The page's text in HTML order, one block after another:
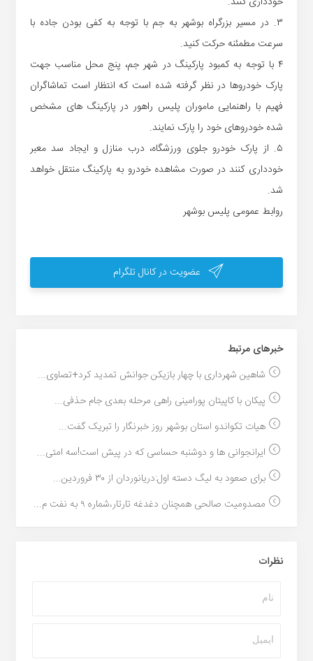
۳. در مسیر بزرگراه بوشهر به جم با توجه به کفی بودن جاده با
سرعت مطمئنه حرکت کنید.
۴ با توجه به کمبود پارکینگ در شهر جم، پنج محل مناسب جهت
پارک خودروها در نظر گرفته شده است که انتظار است تماشاگران
فهیم با راهنمایی ماموران پلیس راهور در پارکینگ های مشخص
شده خودروهای خود را پارک نمایند.
۵. از پارک خودرو جلوی ورزشگاه، درب منازل و ایجاد سد معبر
خودداری کنند در صورت مشاهده خودرو به پارکینگ منتقل خواهد
شد.
روابط عمومی پلیس بوشهر
عضویت در کانال تلگرام
خبر‌های مرتبط
شاهین شهرداری با چهار بازیکن جوانش تمدید کرد+تصاوی...
پیکان با کاپیتان پورامینی راهی مرحله بعدی جام حذفی...
هیات تکواندو استان بوشهر روز خبرنگار را تبریک گفت...
ایرانجوانی ها و دوشنبه حساسی که در پیش است!سه امتی...
برای صعود به لیگ دسته اول:دریانوردان از ۳۰ فروردین...
مصدومیت صالحی همچنان دغدغه تارتار،شماره ۹ به نفت م...
نظرات